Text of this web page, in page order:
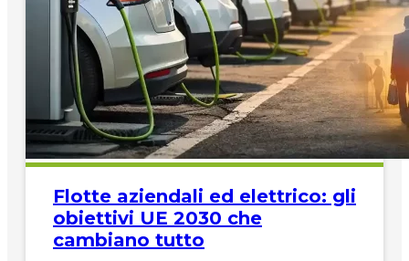
Flotte aziendali ed elettrico: gli
obiettivi UE 2030 che
cambiano tutto